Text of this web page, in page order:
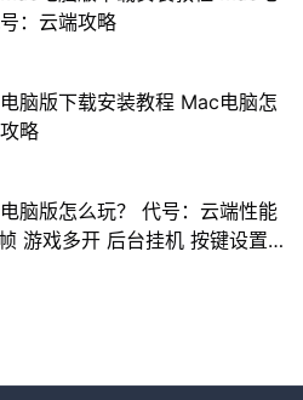
：云端攻略
脑版下载安装教程 Mac电脑怎
略
脑版怎么玩？ 代号：云端性能
游戏多开 后台挂机 按键设置